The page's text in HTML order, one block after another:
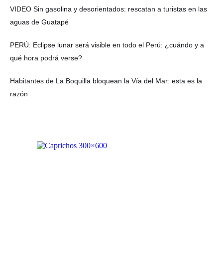
VIDEO Sin gasolina y desorientados: rescatan a turistas en las
aguas de Guatapé
PERÚ: Eclipse lunar será visible en todo el Perú: ¿cuándo y a
qué hora podrá verse?
Habitantes de La Boquilla bloquean la Vía del Mar: esta es la
razón